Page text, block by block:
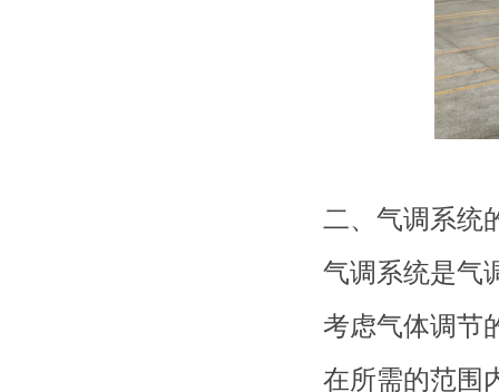
二、 气调系统
气调系统是气
考虑气体调节
在所需的范围